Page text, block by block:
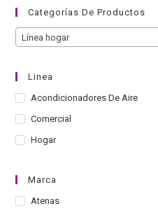
Categorías De Productos
Línea hogar
Linea
Acondicionadores De Aire
Comercial
Hogar
Marca
Atenas